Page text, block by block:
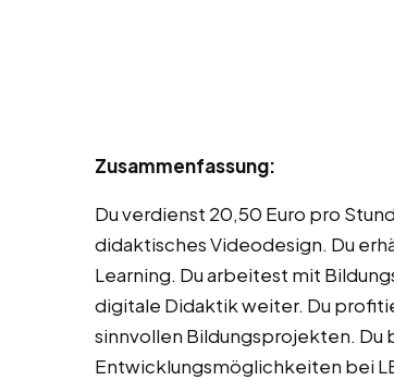
Zusammenfassung:
Du verdienst 20,50 Euro pro
didaktisches Videodesign. Du
Learning. Du arbeitest mit
digitale Didaktik weiter. Du
sinnvollen Bildungsprojekten. Du
Entwicklungsmöglichkeiten bei